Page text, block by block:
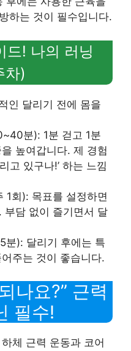
하는 것이 필수입니다.
드! 나의 러닝
차)
인 달리기 전에 몸을
분): 1분 걷고 1분
높여갑니다. 제 경험
고 있구나!’ 하는 느낌
1회): 목표를 설정하면
부담 없이 즐기면서 달
분): 달리기 후에는 특
주는 것이 좋습니다.
나요?” 근력
필수!
체 근력 운동과 코어